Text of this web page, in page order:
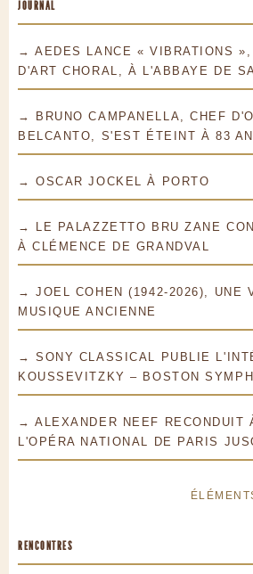
JOURNAL
→ AEDES LANCE « VIBRATIONS »,
D'ART CHORAL, À L'ABBAYE DE
→ BRUNO CAMPANELLA, CHEF
BELCANTO, S'EST ÉTEINT À 83
→ OSCAR JOCKEL À PORTO
→ LE PALAZZETTO BRU ZANE
À CLÉMENCE DE GRANDVAL
→ JOEL COHEN (1942-2026), UNE
MUSIQUE ANCIENNE
→ SONY CLASSICAL PUBLIE
KOUSSEVITZKY – BOSTON
→ ALEXANDER NEEF RECONDUIT
L'OPÉRA NATIONAL DE PARIS
RENCONTRES